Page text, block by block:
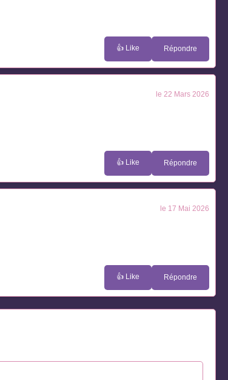
👍 Like Répondre
le 22 Mars 2026
👍 Like Répondre
le 17 Mai 2026
👍 Like Répondre